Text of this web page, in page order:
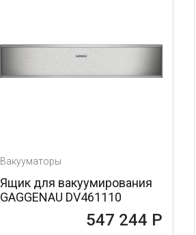
Вакууматоры
Ящик для вакуумирования
GAGGENAU DV461110
547 244 Р